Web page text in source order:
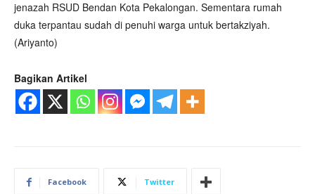
jenazah RSUD Bendan Kota Pekalongan. Sementara rumah
duka terpantau sudah di penuhi warga untuk bertakziyah.
(Ariyanto)
Bagikan Artikel
Facebook Twitter